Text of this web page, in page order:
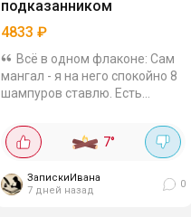
подказанником
4833 ₽
Всё в одном флаконе: Сам
мангал - я на него спокойно 8
шампуров ставлю. Есть
встаёт казан на любой объем
- от 6 до 16 литров! Есть
дымоход с...
7°
ЗапискиИвана
7 дней назад
0